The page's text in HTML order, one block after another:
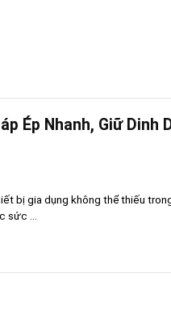
Ép Nhanh, Giữ Dinh
bị gia dụng không thể thiếu
sức ...